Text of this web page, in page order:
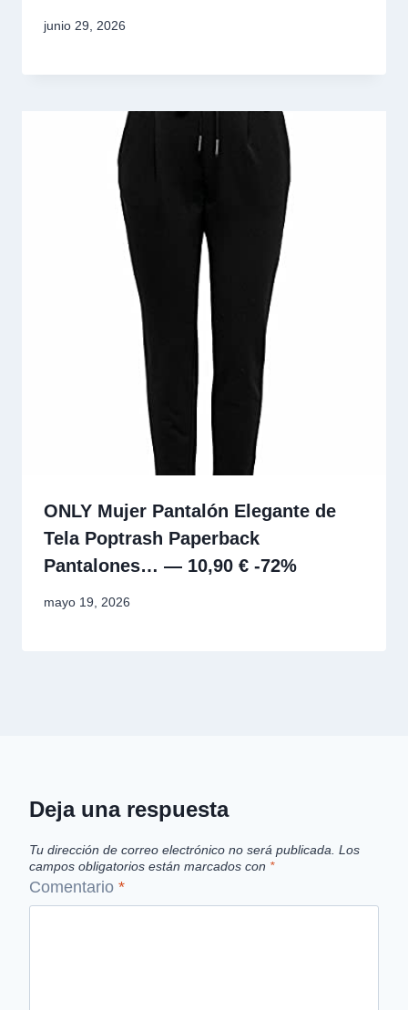
junio 29, 2026
ONLY Mujer Pantalón Elegante de
Tela Poptrash Paperback
Pantalones… — 10,90 € -72%
mayo 19, 2026
Deja una respuesta
Tu dirección de correo electrónico no será publicada. Los
campos obligatorios están marcados con *
Comentario *